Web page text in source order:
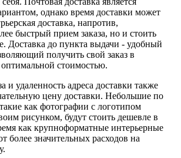
однако время доставки может
доставка, напротив,
быстрый прием заказа, но и стоить
Доставка до пункта выдачи - удобный
получить свой заказ в
стоимостью.
и удаленность адреса доставки также
цену доставки. Небольшие по
как фотографии с логотипом
рисунком, будут стоить дешевле в
как крупноформатные интерьерные
более значительных расходов на